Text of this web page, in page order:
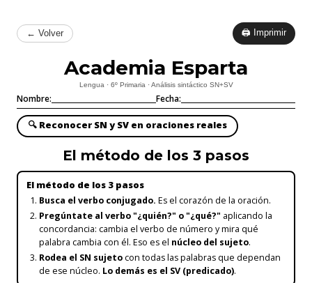
← Volver 🖨 Imprimir
Academia Esparta
Lengua · 6º Primaria · Análisis sintáctico SN+SV
Nombre: Fecha:
🔍 Reconocer SN y SV en oraciones reales
El método de los 3 pasos
El método de los 3 pasos
Busca el verbo conjugado. Es el corazón de la oración.
Pregúntate al verbo "¿quién?" o "¿qué?" aplicando la
concordancia: cambia el verbo de número y mira qué
palabra cambia con él. Eso es el núcleo del sujeto.
Rodea el SN sujetocon todas las palabras que dependan
de ese núcleo. Lo demás es el SV (predicado).